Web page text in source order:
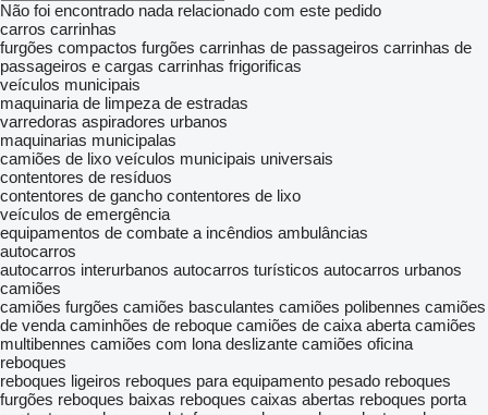
Não foi encontrado nada relacionado com este pedido
carros carrinhas
furgões compactos furgões carrinhas de passageiros carrinhas de
passageiros e cargas carrinhas frigorificas
veículos municipais
maquinaria de limpeza de estradas
varredoras aspiradores urbanos
maquinarias municipalas
camiões de lixo veículos municipais universais
contentores de resíduos
contentores de gancho contentores de lixo
veículos de emergência
equipamentos de combate a incêndios ambulâncias
autocarros
autocarros interurbanos autocarros turísticos autocarros urbanos
camiões
camiões furgões camiões basculantes camiões polibennes camiões
de venda caminhões de reboque camiões de caixa aberta camiões
multibennes camiões com lona deslizante camiões oficina
reboques
reboques ligeiros reboques para equipamento pesado reboques
furgões reboques baixas reboques caixas abertas reboques porta